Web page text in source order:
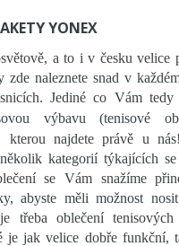
YONEX
a to i v česku velice
zde naleznete snad v
Jediné co Vám
výbavu (tenisové
kterou najdete právě u
kategorií týkajících
se Vám snažíme
abyste měli možnost
třeba oblečení
je jak velice dobře funkční,